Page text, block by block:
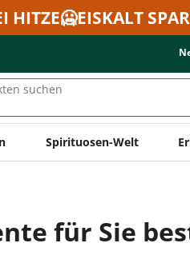
HITZE🥶EISKALT
suchen
Spirituosen-Welt
für Sie